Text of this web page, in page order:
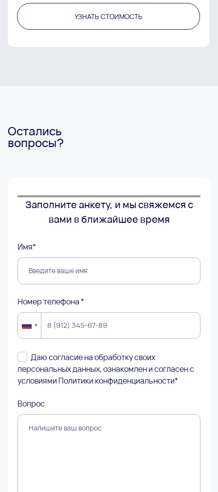
УЗНАТЬ СТОИМОСТЬ
Остались
вопросы?
Заполните анкету, и мы свяжемся с
вами в ближайшее время
Имя*
Номер телефона *
Даю согласие на обработку своих
персональных данных, ознакомлен и согласен с
условиями Политики конфиденциальности*
Вопрос